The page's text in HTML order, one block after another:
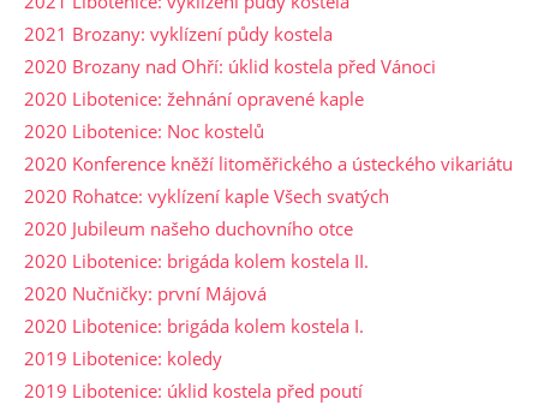
2021 Brozany: vyklízení půdy kostela
2020 Brozany nad Ohří: úklid kostela před Vánoci
2020 Libotenice: žehnání opravené kaple
2020 Libotenice: Noc kostelů
2020 Konference kněží litoměřického a ústeckého vikariátu
2020 Rohatce: vyklízení kaple Všech svatých
2020 Jubileum našeho duchovního otce
2020 Libotenice: brigáda kolem kostela II.
2020 Nučničky: první Májová
2020 Libotenice: brigáda kolem kostela I.
2019 Libotenice: koledy
2019 Libotenice: úklid kostela před poutí